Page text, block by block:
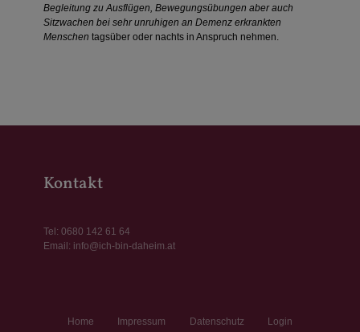
Begleitung zu Ausflügen, Bewegungsübungen aber auch
Sitzwachen bei sehr unruhigen an Demenz erkrankten
Menschen tagsüber oder nachts in Anspruch nehmen.
Kontakt
Tel: 0680 142 61 64
Email: info@ich-bin-daheim.at
Home Impressum Datenschutz Login